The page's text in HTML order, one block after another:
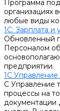
Программа
организациях
любые виды
1С: Зарплата и
Обновленный
Персоналом
предприятии.
1С Управление
С Управление
процессы на
документации